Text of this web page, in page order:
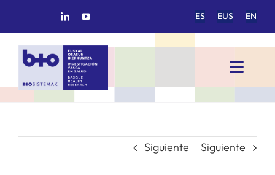
ES EUS EN
Toggle
INICIO
Siguiente Siguiente